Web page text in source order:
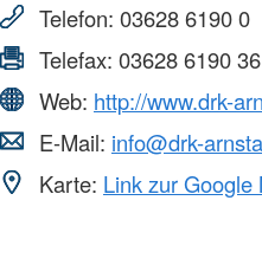
Telefon: 03628 6190 0
Telefax: 03628 6190 36
Web: http://www.drk-
E-Mail: info@drk-
Karte: Link zur Google